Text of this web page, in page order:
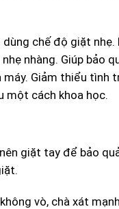
chế độ giặt
nhàng. Giúp bảo
Giảm thiểu tình
một cách khoa học.
giặt tay để bảo
vò, chà xát